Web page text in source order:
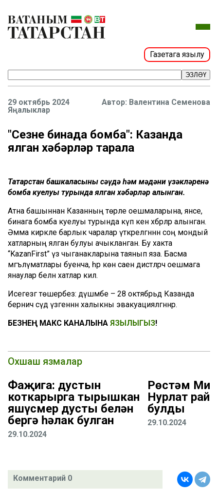
Газетага язылу
ЭЗЛӘҮ
29 октябрь 2024
Яңалыклар
Валентина Семенова
"Сезнең бинада бомба": Казанда
ялган хәбәрләр тарала
Татарстан башкаласының сәүдә һәм мәдәни үзәкләренә
бомба куелуы турында ялган хәбәрләр алынган.
Атна башыннан Казанның төрле оешмаларына, янәсе,
бинага бомба куелуы турында күп кенә хәбәрләр алынган.
Әмма кирәкле барлык чаралар үткәрелгәннән соң мондый
хатларның ялган булуы ачыкланган. Бу хакта
“KazanFirst” үз чыганакларына таянып яза. Басма
мәгълүматлары буенча, һәр көн саен дистәләрчә оешмага
янаулар белән хатлар килә.
Исегезгә төшерәбез: дүшәмбе – 28 октябрьдә Казанда
берничә сәүдә үзәгеннән халыкны эвакуацияләгәннәр.
БЕЗНЕҢ МАКС КАНАЛЫНА ЯЗЫЛЫГЫЗ!
Охшаш язмалар
Фаҗига: дустын
коткарырга тырышкан
яшүсмер дусты белән
бергә һәлак булган
29.10.2024
Рөстәм
Нурлат
булды
29.10.2024
Комментарий 0